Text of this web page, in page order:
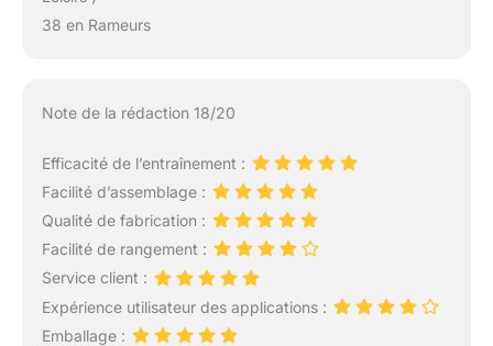
38 en Rameurs
Note de la rédaction 18/20
Efficacité de l’entraînement :
Facilité d’assemblage :
Qualité de fabrication :
Facilité de rangement :
Service client :
Expérience utilisateur des applications :
Emballage :